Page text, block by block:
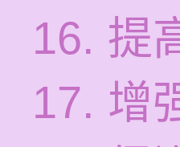
16. 提
17. 增